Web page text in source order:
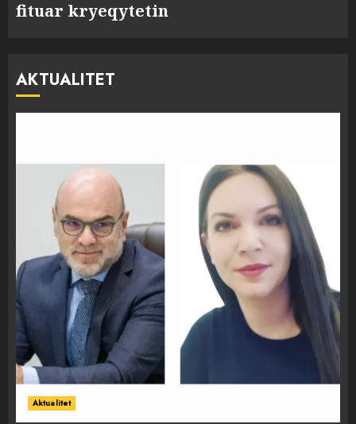
fituar kryeqytetin
AKTUALITET
Aktualitet